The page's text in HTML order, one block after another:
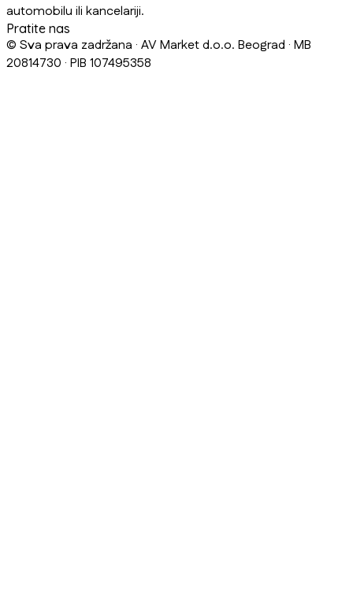
automobilu ili kancelariji.
Pratite nas
© Sva prava zadržana · AV Market d.o.o. Beograd · MB
20814730 · PIB 107495358